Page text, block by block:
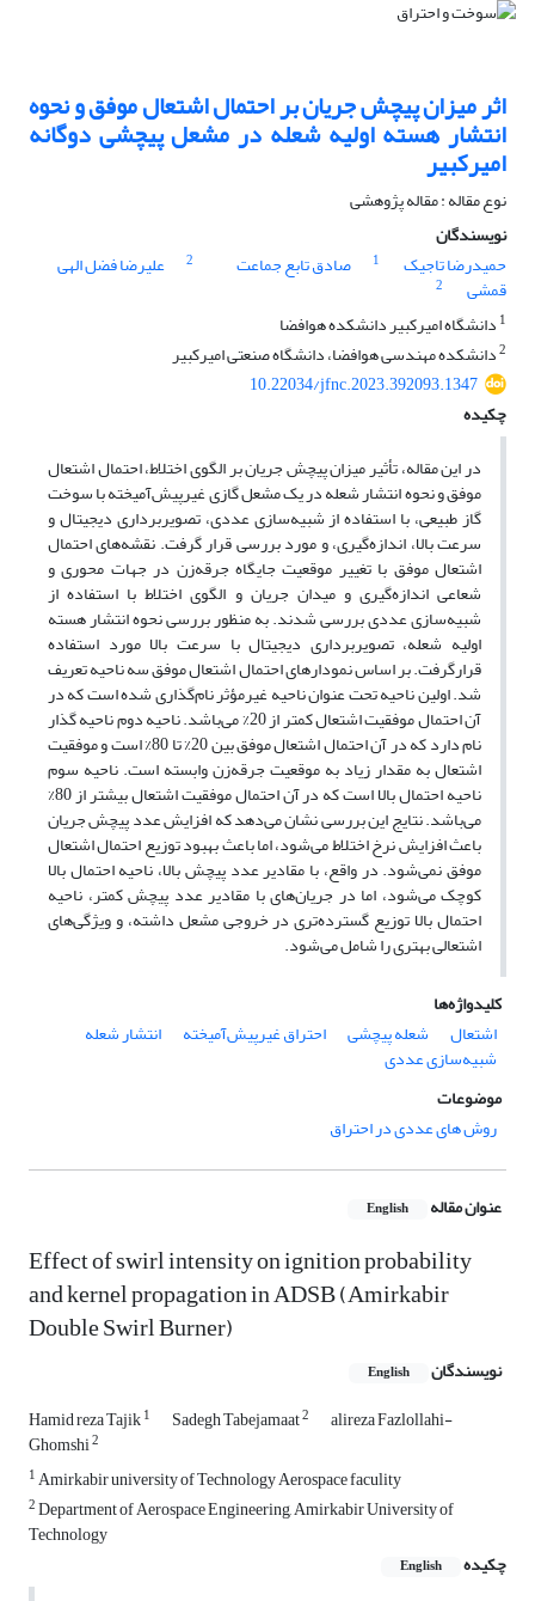
اثر میزان پیچش جریان بر احتمال اشتعال موفق و نحوه
انتشار هسته اولیه شعله در مشعل پیچشی دوگانه
امیرکبیر
نوع مقاله : مقاله پژوهشی
نویسندگان
حمیدرضا تاجیک
1 صادق تابع جماعت 2 علیرضا فضل الهی
قمشی
2
1 دانشگاه امیرکبیر دانشکده هوافضا
2دانشکده مهندسی هوافضا، دانشگاه صنعتی امیرکبیر
10.22034/jfnc.2023.392093.1347
چکیده
در این مقاله، تأثیر میزان پیچش جریان بر الگوی اختلاط، احتمال اشتعال
موفق و نحوه انتشار شعله در یک مشعل گازی غیرپیش‌آمیخته با سوخت
گاز طبیعی، با استفاده از شبیه‌سازی عددی، تصویربرداری دیجیتال و
سرعت بالا، اندازه‌گیری، و مورد بررسی قرار گرفت. نقشه‌های احتمال
اشتعال موفق با تغییر موقعیت جایگاه جرقه‌زن در جهات محوری و
شعاعی اندازه‌گیری و میدان جریان و الگوی اختلاط با استفاده از
شبیه‌سازی عددی بررسی شدند. به منظور بررسی نحوه انتشار هسته
اولیه شعله، تصویربرداری دیجیتال با سرعت بالا مورد استفاده
قرارگرفت. بر اساس نمودارهای احتمال اشتعال موفق سه ناحیه تعریف
شد. اولین ناحیه تحت عنوان ناحیه غیرمؤثر نام‌گذاری شده است که در
آن احتمال موفقیت اشتعال کمتر از 20% می‌باشد. ناحیه دوم ناحیه گذار
نام دارد که در آن احتمال اشتعال موفق بین 20% تا 80% است و موفقیت
اشتعال به مقدار زیاد به موقعیت جرقه‌زن وابسته است. ناحیه سوم
ناحیه احتمال بالا است که در آن احتمال موفقیت اشتعال بیشتر از 80%
می‌باشد. نتایج این بررسی نشان می‌دهد که افزایش عدد پیچش جریان
باعث افزایش نرخ اختلاط می‌شود، اما باعث بهبود توزیع احتمال اشتعال
موفق نمی‌شود. در واقع، با مقادیر عدد پیچش بالا، ناحیه احتمال بالا
کوچک می‌شود، اما در جریان‌های با مقادیر عدد پیچش کمتر، ناحیه
احتمال بالا توزیع گسترده‌تری در خروجی مشعل داشته، و ویژگی‌های
اشتعالی بهتری را شامل می‌شود.
کلیدواژه‌ها
اشتعال
شعله پیچشی احتراق غیرپیش‌آمیخته انتشار شعله
شبیه‌سازی عددی
موضوعات
روش های عددی در احتراق
عنوان مقاله English
Effect of swirl intensity on ignition probability
and kernel propagation in ADSB (Amirkabir
Double Swirl Burner)
نویسندگان English
Hamid reza Tajik1 Sadegh Tabejamaat2 alireza Fazlollahi-
Ghomshi2
1Amirkabir university of Technology Aerospace faculity
2Department of Aerospace Engineering, Amirkabir University of
Technology
چکیده
English